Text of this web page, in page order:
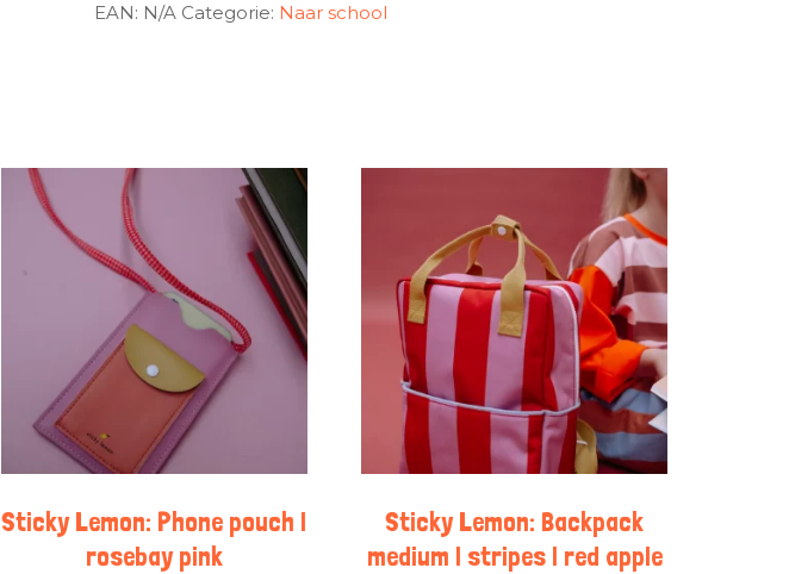
EAN: N/A Categorie: Naar school
Sticky Lemon: Phone pouch |
rosebay pink
Sticky Lemon: Backpack
medium | stripes | red apple